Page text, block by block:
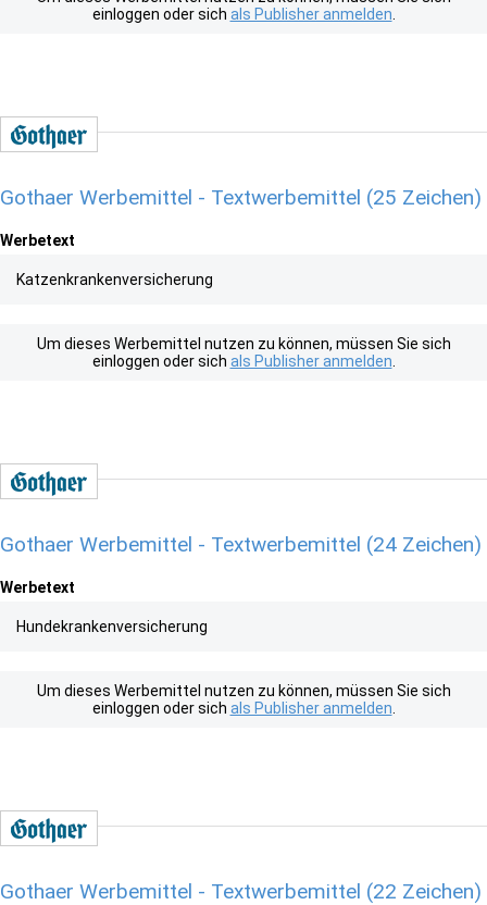
einloggen oder sich als Publisher anmelden
Gothaer Werbemittel - Textwerbemittel (25 Zeichen)
Werbetext
Katzenkrankenversicherung
Um dieses Werbemittel nutzen zu können, müssen Sie sich
einloggen oder sich als Publisher anmelden
Gothaer Werbemittel - Textwerbemittel (24 Zeichen)
Werbetext
Hundekrankenversicherung
Um dieses Werbemittel nutzen zu können, müssen Sie sich
einloggen oder sich als Publisher anmelden
Gothaer Werbemittel - Textwerbemittel (22 Zeichen)